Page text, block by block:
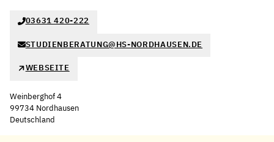
03631 420-222
STUDIENBERATUNG@HS-NORDHAUSEN.DE
WEBSEITE
Weinberghof 4
99734 Nordhausen
Deutschland